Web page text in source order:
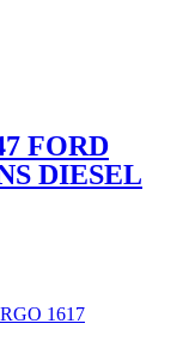
FORD
DIESEL
1617